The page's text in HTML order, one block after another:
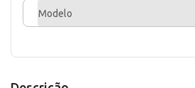
Modelo